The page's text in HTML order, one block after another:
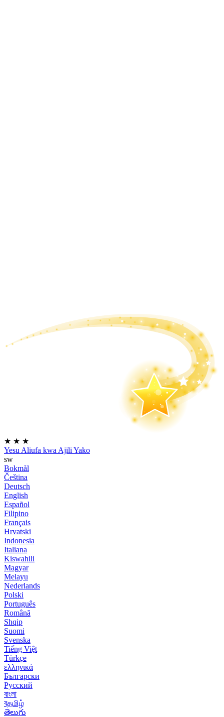
★ ★ ★
Yesu Aliufa kwa Ajili Yako
sw
Bokmål
Čeština
Deutsch
English
Español
Filipino
Français
Hrvatski
Indonesia
Italiana
Kiswahili
Magyar
Melayu
Nederlands
Polski
Português
Română
Shqip
Suomi
Svenska
Tiếng Việt
Türkçe
ελληνικά
Български
Русский
বাংলা
বதமிழ்
తెలుగు